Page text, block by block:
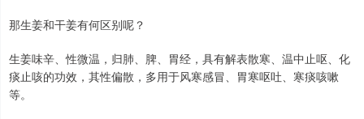
那生姜和干姜有何区别呢？
生姜味辛、性微温，归肺、脾、胃经，具有解表散寒、温中止呕、化
痰止咳的功效，其性偏散，多用于风寒感冒、胃寒呕吐、寒痰咳嗽
等。